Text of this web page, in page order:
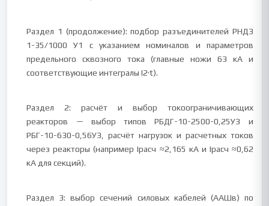
Раздел 1 (продолжение): подбор разъединителей РНДЗ
1-35/1000 У1 с указанием номиналов и параметров
предельного сквозного тока (главные ножи 63 кА и
соответствующие интегралы I2·t).
Раздел 2: расчёт и выбор токоограничивающих
реакторов — выбор типов РБДГ-10-2500-0,25УЗ и
РБГ-10-630-0,56УЗ, расчёт нагрузок и расчетных токов
через реакторы (например Iрасч ≈2,165 кА и Iрасч ≈0,62
кА для секций).
Раздел 3: выбор сечений силовых кабелей (ААШв) по